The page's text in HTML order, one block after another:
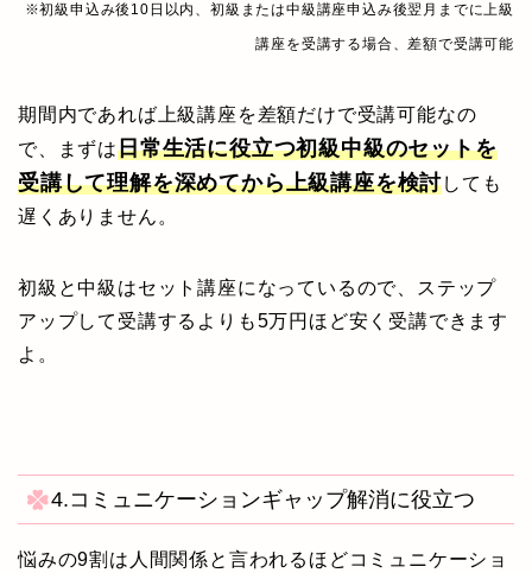
※初級申込み後10日以内、初級または中級講座申込み後翌月までに上級
講座を受講する場合、差額で受講可能
期間内であれば上級講座を差額だけで受講可能なの
で、まずは日常生活に役立つ初級中級のセットを
受講して理解を深めてから上級講座を検討しても
遅くありません。
初級と中級はセット講座になっているので、ステップ
アップして受講するよりも5万円ほど安く受講できます
よ。
4.コミュニケーションギャップ解消に役立つ
悩みの9割は人間関係と言われるほどコミュニケーショ